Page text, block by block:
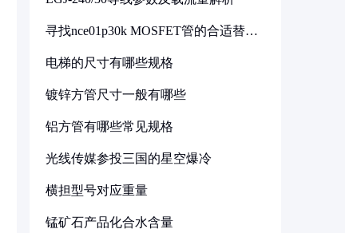
寻找nce01p30k MOSFET管的合适替代
电梯的尺寸有哪些规格
镀锌方管尺寸一般有哪些
铝方管有哪些常见规格
光线传媒参投三国的星空爆冷
横担型号对应重量
锰矿石产品化合水含量